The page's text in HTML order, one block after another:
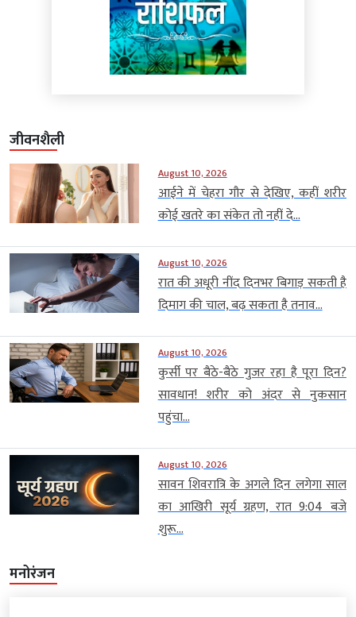
जीवनशैली
August 10, 2026
आईने में चेहरा गौर से देखिए, कहीं शरीर
कोई खतरे का संकेत तो नहीं दे...
August 10, 2026
रात की अधूरी नींद दिनभर बिगाड़ सकती है
दिमाग की चाल, बढ़ सकता है तनाव...
August 10, 2026
कुर्सी पर बैठे-बैठे गुजर रहा है पूरा दिन?
सावधान! शरीर को अंदर से नुकसान
पहुंचा...
August 10, 2026
सावन शिवरात्रि के अगले दिन लगेगा साल
का आखिरी सूर्य ग्रहण, रात 9:04 बजे
शुरू...
मनोरंजन